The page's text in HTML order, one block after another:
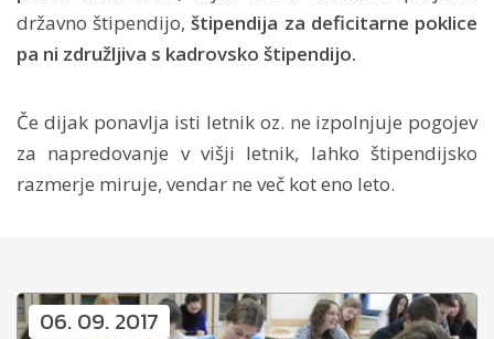
državno štipendijo,štipendija za deficitarne poklice
pa ni združljiva s kadrovsko štipendijo.
Če dijak ponavlja isti letnik oz. ne izpolnjuje pogojev
za napredovanje v višji letnik, lahko štipendijsko
razmerje miruje, vendar ne več kot eno leto.
06. 09. 2017